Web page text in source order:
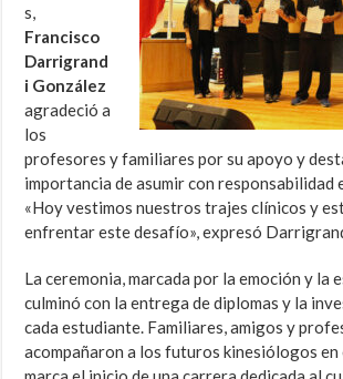
s,
Francisco
Darrigrand
i González
agradeció a
los
profesores y familiares por su apoyo y
importancia de asumir con responsabilidad
«Hoy vestimos nuestros trajes clínicos y
enfrentar este desafío», expresó
La ceremonia, marcada por la emoción y la
culminó con la entrega de diplomas y la
cada estudiante. Familiares, amigos y
acompañaron a los futuros kinesiólogos